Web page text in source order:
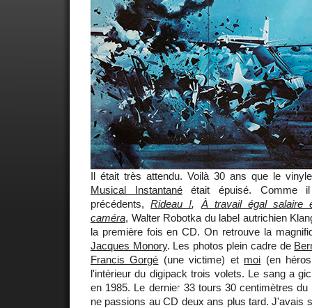
Il était très attendu. Voilà 30 ans que le
Musical Instantanéétait épuisé. Comme
précédents,Rideau !, À travail égal salaire
caméra, Walter Robotka du label autrichien
la première fois en CD. On retrouve la
Jacques Monory. Les photos plein cadre de
Francis Gorgé (une victime) et moi (en
l'intérieur du digipack trois volets. Le sang a
en 1985. Le dernier 33 tours 30 centimètres
ne passions au CD deux ans plus tard. J'avais